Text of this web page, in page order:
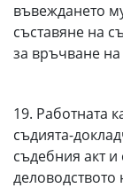
въвеждането
съставяне на
за връчване на
19. Работната
съдията-
съдебния акт